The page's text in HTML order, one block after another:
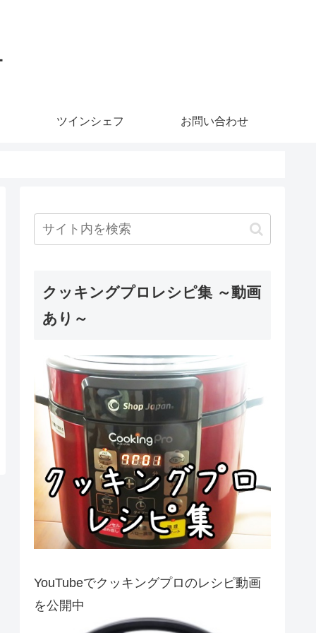
ツインシェフ お問い合わせ
クッキングプロレシピ集 ～動画
あり～
YouTubeでクッキングプロのレシピ動画
を公開中